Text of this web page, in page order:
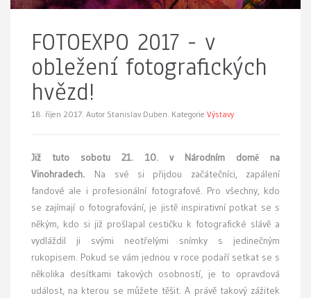
FOTOEXPO 2017 - v
obležení fotografických
hvězd!
18. říjen 2017. Autor Stanislav Duben. Kategorie Výstavy
Již tuto sobotu 21. 10. v Národním domě na
Vinohradech. Na své si přijdou začátečníci, zapálení
fandové ale i profesionální fotografové. Pro všechny, kdo
se zajímají o fotografování, je jistě inspirativní potkat se s
někým, kdo si již prošlapal cestičku k fotografické slávě a
vydláždil ji svými neotřelými snímky s jedinečným
rukopisem. Pokud se vám jednou v roce podaří setkat se s
několika desítkami takových osobností, je to opravdová
událost, na kterou se můžete těšit. A právě takový zážitek